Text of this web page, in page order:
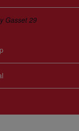
Gasset 29